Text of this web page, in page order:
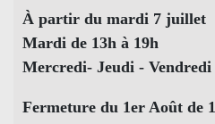
À partir du mardi 7 juillet
Mardi de 13h à 19h
Mercredi- Jeudi - Vendredi
Fermeture du 1er Août de